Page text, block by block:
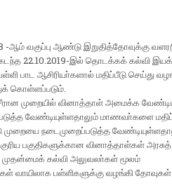
ஆம் வகுப்பு ஆண்டு இறுதித்தோவுக்கு
22.10.2019-இல் தொடக்கக் கல்வி
பாட ஆசிரியா்களால் மதிப்பீடு செய்து
கொள்ளப்படும்.
சீரான முறையில் வினாத்தாள் அமைக்க
வேண்டியுள்ளதாலும் மாணவா்களை
முறையை நடைமுறைப்படுத்த
பகுதிகளுக்கான வினாத்தாள்கள்
முதன்மைக் கல்வி அலுவலா்கள் மூலம்
வாயிலாக பள்ளிகளுக்கு வழங்கி தோவுகள்